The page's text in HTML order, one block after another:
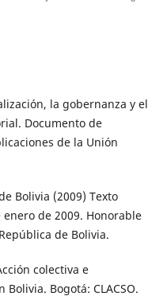
la gobernanza y el
Documento de
de la Unión
Bolivia (2009) Texto
de 2009. Honorable
de Bolivia.
colectiva e
Bogotá: CLACSO.